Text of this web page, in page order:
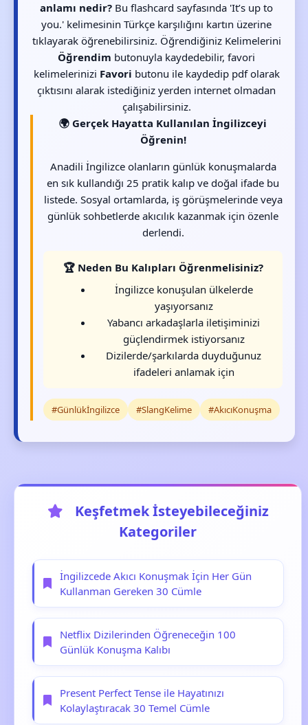
anlamı nedir? Bu flashcard sayfasında 'It’s up to
you.' kelimesinin Türkçe karşılığını kartın üzerine
tıklayarak öğrenebilirsiniz. Öğrendiğiniz Kelimelerini
Öğrendim butonuyla kaydedebilir, favori
kelimelerinizi Favori butonu ile kaydedip pdf olarak
çıktısını alarak istediğiniz yerden internet olmadan
çalışabilirsiniz.
🌍 Gerçek Hayatta Kullanılan İngilizceyi
Öğrenin!
Anadili İngilizce olanların günlük konuşmalarda
en sık kullandığı 25 pratik kalıp ve doğal ifade bu
listede. Sosyal ortamlarda, iş görüşmelerinde veya
günlük sohbetlerde akıcılık kazanmak için özenle
derlendi.
🏆 Neden Bu Kalıpları Öğrenmelisiniz?
İngilizce konuşulan ülkelerde
yaşıyorsanız
Yabancı arkadaşlarla iletişiminizi
güçlendirmek istiyorsanız
Dizilerde/şarkılarda duyduğunuz
ifadeleri anlamak için
#Günlükİngilizce #SlangKelime #AkıcıKonuşma
Keşfetmek İsteyebileceğiniz
Kategoriler
İngilizcede Akıcı Konuşmak İçin Her Gün
Kullanman Gereken 30 Cümle
Netflix Dizilerinden Öğreneceğin 100
Günlük Konuşma Kalıbı
Present Perfect Tense ile Hayatınızı
Kolaylaştıracak 30 Temel Cümle